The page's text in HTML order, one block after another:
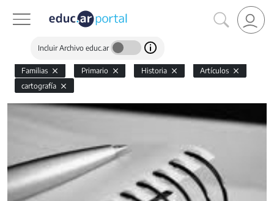
Incluir Archivo educ.ar
Familias Primario Historia
Artículos
cartografía